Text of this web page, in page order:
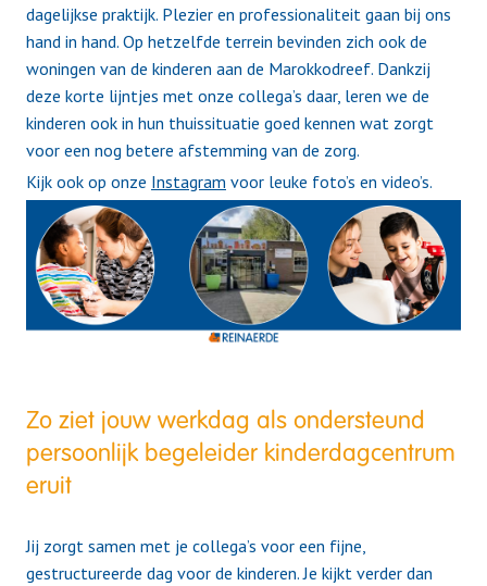
dagelijkse praktijk. Plezier en professionaliteit gaan bij ons
hand in hand. Op hetzelfde terrein bevinden zich ook de
woningen van de kinderen aan de Marokkodreef. Dankzij
deze korte lijntjes met onze collega’s daar, leren we de
kinderen ook in hun thuissituatie goed kennen wat zorgt
voor een nog betere afstemming van de zorg.
Kijk ook op onze Instagram voor leuke foto’s en video’s.
Zo ziet jouw werkdag als ondersteund
persoonlijk begeleider kinderdagcentrum
eruit
Jij zorgt samen met je collega’s voor een fijne,
gestructureerde dag voor de kinderen. Je kijkt verder dan